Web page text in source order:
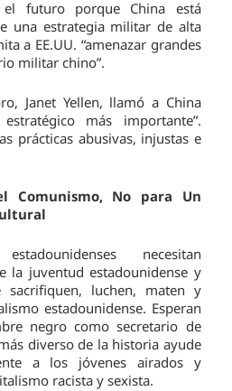
futuro porque China está
una estrategia militar de alta
a EE.UU. “amenazar grandes
militar chino”.
Janet Yellen, llamó a China
más importante”.
prácticas abusivas, injustas e
Comunismo, No para Un
necesitan
la juventud estadounidense y
sacrifiquen, luchen, maten y
estadounidense. Esperan
negro como secretario de
diverso de la historia ayude
a los jóvenes airados y
racista y sexista.